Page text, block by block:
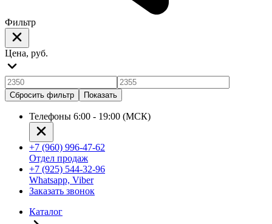
Фильтр
Цена, руб.
Сбросить фильтр Показать
Телефоны 6:00 - 19:00 (МСК)
+7 (960) 996-47-62
Отдел продаж
+7 (925) 544-32-96
Whatsapp, Viber
Заказать звонок
Каталог